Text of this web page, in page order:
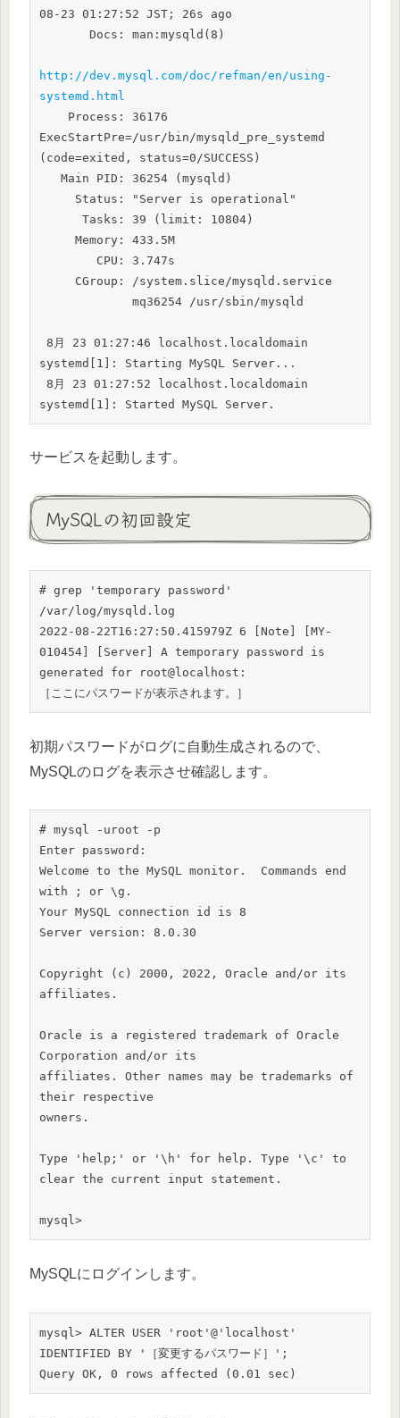
08-23 01:27:52 JST; 26s ago
http://dev.mysql.com/doc/refman/en/using-
systemd.html
ExecStartPre=/usr/bin/mysqld_pre_systemd
(code=exited, status=0/SUCCESS)
systemd[1]: Starting MySQL Server...
systemd[1]: Started MySQL Server.
サービスを起動します。
MySQLの初回設定
# grep 'temporary password'
/var/log/mysqld.log
2022-08-22T16:27:50.415979Z 6 [Note] [MY-
010454] [Server] A temporary password is
generated for root@localhost:
［ここにパスワードが表示されます。］
初期パスワードがログに自動生成されるので、
MySQLのログを表示させ確認します。
# mysql -uroot -p
Enter password:
Welcome to the MySQL monitor.  Commands end
with ; or \g.
Your MySQL connection id is 8
Server version: 8.0.30
Copyright (c) 2000, 2022, Oracle and/or its
affiliates.
Oracle is a registered trademark of Oracle
Corporation and/or its
affiliates. Other names may be trademarks of
their respective
owners.
Type 'help;' or '\h' for help. Type '\c' to
clear the current input statement.
mysql>
MySQLにログインします。
mysql> ALTER USER 'root'@'localhost'
IDENTIFIED BY '［変更するパスワード］';
Query OK, 0 rows affected (0.01 sec)